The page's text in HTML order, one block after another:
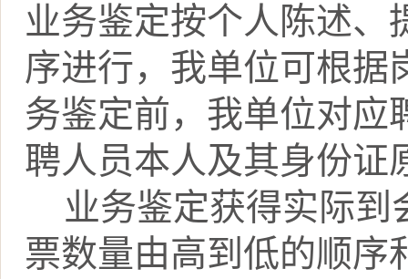
业务鉴定按个人陈述、
序进行， 我单位可根据
务鉴定前，我单位对应
聘人员本人及其身份证
业务鉴定获得实际到
票数量由高到低的顺序